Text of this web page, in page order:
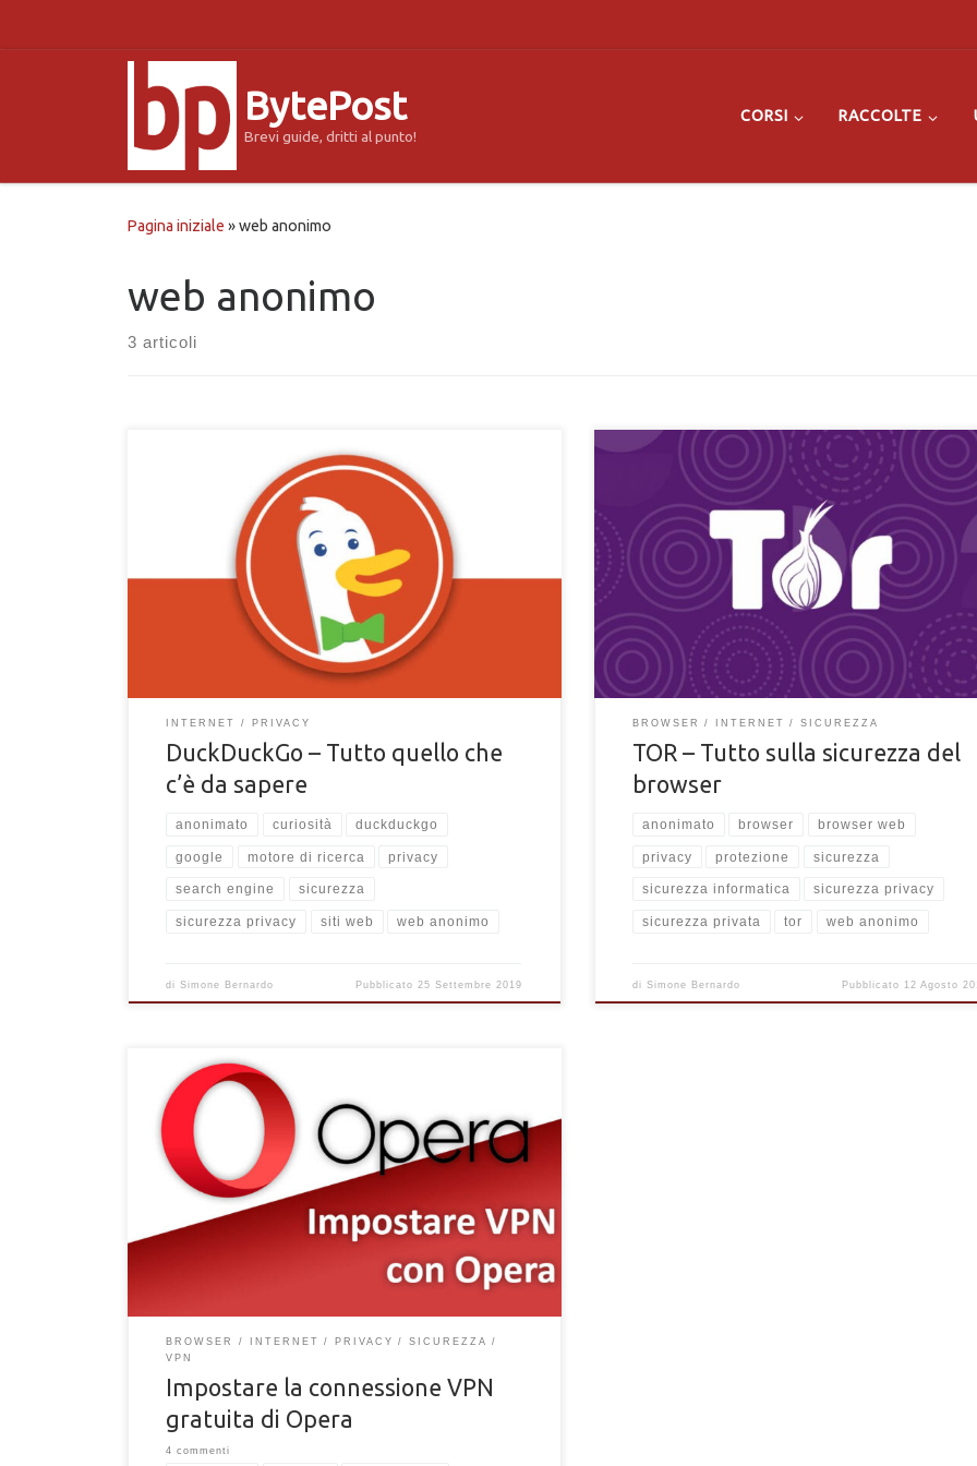
BytePost
Brevi guide, dritti al punto!
CORSI RACCOLTE
Pagina iniziale »web anonimo
web anonimo
3 articoli
Tutto quello che c'è da sapere sul motore di ricerca
DuckDuckGo. È davvero migliore degli altri? È sicuro?
Rispetta la privacy degli utenti? Scoprilo nel nostro articolo
dedicato all'innovativo motore di ricerca.
INTERNET PRIVACY
DuckDuckGo – Tutto quello che
c’è da sapere
anonimato curiosità duckduckgo
google motore di ricerca privacy
search engine sicurezza
sicurezza privacy siti web web anonimo
diSimone Bernardo Pubblicato25 Settembre 2019
TOR è un browser sicuro per la navigazione internet?
puoi e non puoi fare con il browser Tor e mantenere la
privacy e anonimato protetti. Leggi tutto della
TOR.
BROWSER INTERNET SICUREZZA
TOR – Tutto sulla sicurezza del
browser
anonimato browser browser web
privacy protezione sicurezza
sicurezza informatica sicurezza privacy
sicurezza privata tor web anonimo
di Simone Bernardo Pubblicato 12 Agosto
Come impostare la connessione VPN gratuita ed illimitata
fornita dal browser web Opera. Inizia a navigare in modo
sicuro e anonimo in internet.
BROWSER INTERNET PRIVACY
SICUREZZA
VPN
Impostare la connessione VPN
gratuita di Opera
4 commenti